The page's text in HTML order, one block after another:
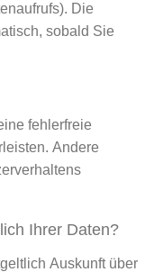
Die
sobald Sie
fehlerfreie
Andere
Ihrer Daten?
Auskunft über